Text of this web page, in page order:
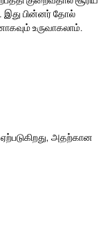
இது பின்னர் தோல்
உருவாகலாம்.
அதற்கான